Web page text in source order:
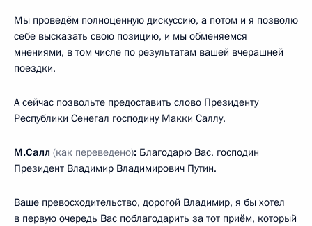
Мы проведём полноценную дискуссию, а потом и я позволю
себе высказать свою позицию, и мы обменяемся
мнениями, в том числе по результатам вашей вчерашней
поездки.
А сейчас позвольте предоставить слово Президенту
Республики Сенегал господину Макки Саллу.
М.Салл (как переведено): Благодарю Вас, господин
Президент Владимир Владимирович Путин.
Ваше превосходительство, дорогой Владимир, я бы хотел
в первую очередь Вас поблагодарить за тот приём, который